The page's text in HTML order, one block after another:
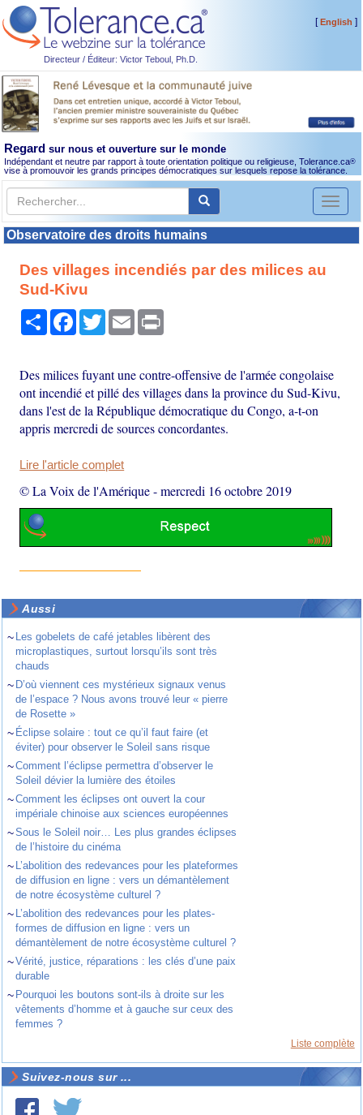
Directeur / Éditeur: Victor Teboul, Ph.D.
[English ]
Regard sur nous et ouverture sur le monde
Indépendant et neutre par rapport à toute orientation politique ou religieuse, Tolerance.ca®
vise à promouvoir les grands principes démocratiques sur lesquels repose la tolérance.
Toggle
Observatoire des droits humains
Des villages incendiés par des milices au
Sud-Kivu
PartagerFacebook
TwitterEmail
Des milices fuyant une contre-offensive de l'armée congolaise
ont incendié et pillé des villages dans la province du Sud-Kivu,
dans l'est de la République démocratique du Congo, a-t-on
appris mercredi de sources concordantes.
Lire l'article complet
© La Voix de l'Amérique-mercredi 16 octobre 2019
Aussi
~ Les gobelets de café jetables libèrent des
microplastiques, surtout lorsqu’ils sont très
chauds
~ D’où viennent ces mystérieux signaux venus
de l’espace ? Nous avons trouvé leur « pierre
de Rosette »
~ Éclipse solaire : tout ce qu’il faut faire (et
éviter) pour observer le Soleil sans risque
~Comment l’éclipse permettra d’observer le
Soleil dévier la lumière des étoiles
~Comment les éclipses ont ouvert la cour
impériale chinoise aux sciences européennes
~Sous le Soleil noir… Les plus grandes éclipses
de l’histoire du cinéma
~ L’abolition des redevances pour les plateformes
de diffusion en ligne : vers un démantèlement
de notre écosystème culturel ?
~ L’abolition des redevances pour les plates-
formes de diffusion en ligne : vers un
démantèlement de notre écosystème culturel ?
~Vérité, justice, réparations : les clés d’une paix
durable
~ Pourquoi les boutons sont-ils à droite sur les
vêtements d’homme et à gauche sur ceux des
femmes ?
Liste complète
Suivez-nous sur ...